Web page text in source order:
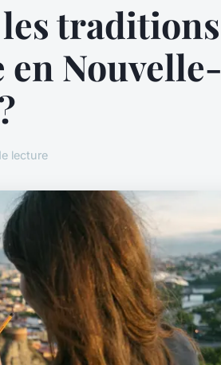
traditions
en Nouvelle-
lecture